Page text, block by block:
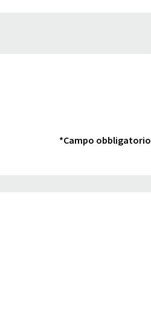
*Campo obbligatorio